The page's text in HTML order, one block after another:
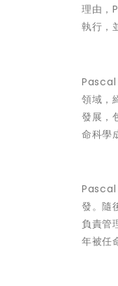
理由，
執行，
Pascal
領域，
發展，
命科學
Pascal
發。隨
負責管
年被任